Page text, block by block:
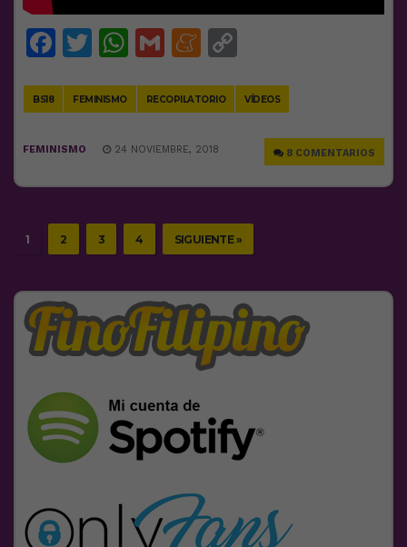
Facebook
Twitter
WhatsApp
GmailMeneame
BS18 FEMINISMO RECOPILATORIO VÍDEOS
8 COMENTARIOS
FEMINISMO 24 NOVIEMBRE, 2018
1 2 3 4 SIGUIENTE »